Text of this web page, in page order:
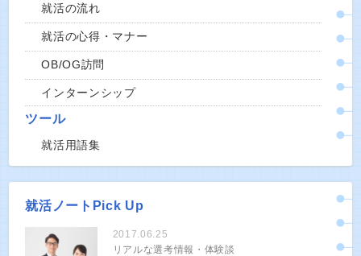
就活の流れ
就活の心得・マナー
OB/OG訪問
インターンシップ
ツール
就活用語集
就活ノートPick Up
2017.06.25
リアルな選考情報・体験談